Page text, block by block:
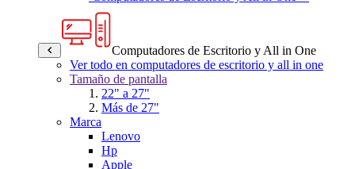
Computadores de Escritorio y All in One
Ver todo en computadores de escritorio y all in one
Tamaño de pantalla
22" a 27"
Más de 27"
Marca
Lenovo
Hp
Apple